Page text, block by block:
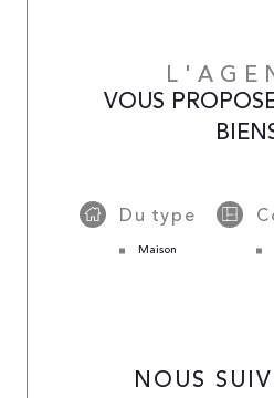
VOUS
Du type
Maison
NOUS